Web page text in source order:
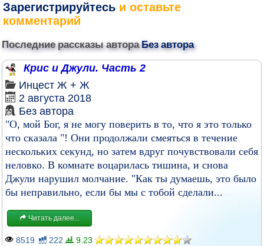
Зарегистрируйтесь и оставьте
комментарий
Последние рассказы автораБез автора
Крис и Джули. Часть 2
Инцест Ж + Ж
2 августа 2018
Без автора
"О, мой Бог, я не могу поверить в то, что я это только
что сказала "! Они продолжали смеяться в течение
нескольких секунд, но затем вдруг почувствовали себя
неловко. В комнате воцарилась тишина, и снова
Джули нарушил молчание. "Как ты думаешь, это было
бы неправильно, если бы мы с тобой сделали...
Читать далее...
8519 222 9.23